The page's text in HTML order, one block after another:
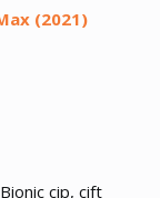
(2021)
çip, çift